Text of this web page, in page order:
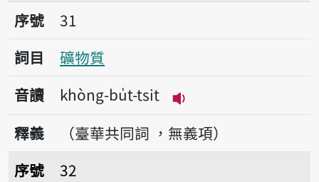
序號31礦物質
序號
31
詞目
礦物質
音讀
khòng-bu̍t-tsit
播放音讀khòng-bu̍t-
釋義
（臺華共同詞 ，無義項）
序號32建物
序號
32